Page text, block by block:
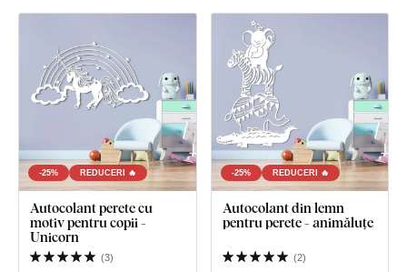
-25% REDUCERI 🔥
Autocolant perete cu
motiv pentru copii -
Unicorn
(3)
-25% REDUCERI 🔥
Autocolant din lemn
pentru perete - animăluțe
(2)